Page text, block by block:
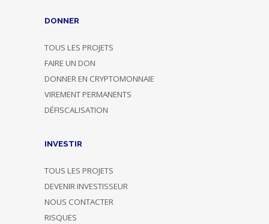
DONNER
TOUS LES PROJETS
FAIRE UN DON
DONNER EN CRYPTOMONNAIE
VIREMENT PERMANENTS
DÉFISCALISATION
INVESTIR
TOUS LES PROJETS
DEVENIR INVESTISSEUR
NOUS CONTACTER
RISQUES